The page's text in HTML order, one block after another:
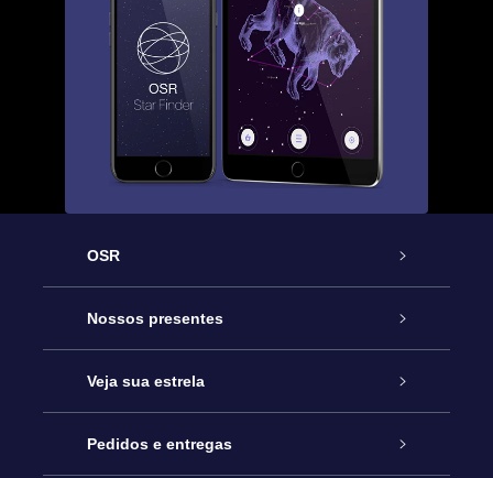
OSR
Serviço
Entre em contato conosco
Blog
Nossos presentes
Presente estrelar on-line
Pacote de presente da OSR
Veja sua estrela
Star Register
Pedidos e entregas